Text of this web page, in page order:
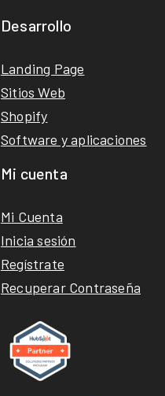
Desarrollo
Landing Page
Sitios Web
Shopify
Software y aplicaciones
Mi cuenta
Mi Cuenta
Inicia sesión
Regístrate
Recuperar Contraseña